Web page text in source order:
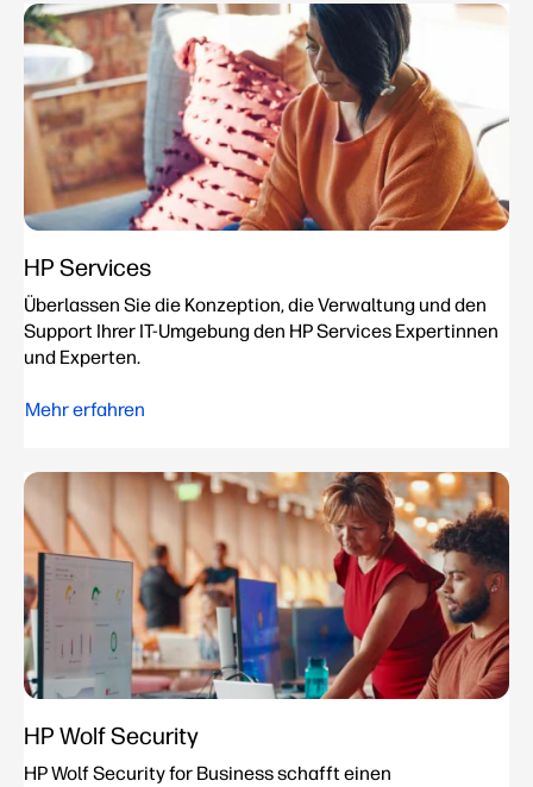
HP Services
Überlassen Sie die Konzeption, die Verwaltung und den
Support Ihrer IT-Umgebung den HP Services Expertinnen
und Experten.
Mehr erfahren
HP Wolf Security
HP Wolf Security for Business schafft einen